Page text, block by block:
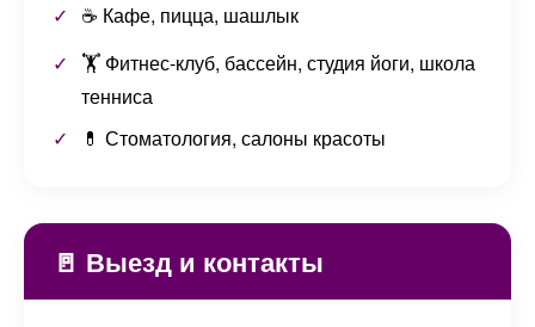
☕ Кафе, пицца, шашлык
🏋️ Фитнес-клуб, бассейн, студия йоги, школа
тенниса
💊 Стоматология, салоны красоты
🚪 Выезд и контакты